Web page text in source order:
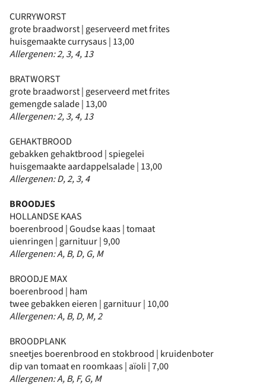
CURRYWORST
grote braadworst | geserveerd met frites
huisgemaakte currysaus | 13,00
Allergenen: 2, 3, 4, 13
BRATWORST
grote braadworst | geserveerd met frites
gemengde salade | 13,00
Allergenen: 2, 3, 4, 13
GEHAKTBROOD
gebakken gehaktbrood | spiegelei
huisgemaakte aardappelsalade | 13,00
Allergenen: D, 2, 3, 4
BROODJES
HOLLANDSE KAAS
boerenbrood | Goudse kaas | tomaat
uienringen | garnituur | 9,00
Allergenen: A, B, D, G, M
BROODJE MAX
boerenbrood | ham
twee gebakken eieren | garnituur | 10,00
Allergenen: A, B, D, M, 2
BROODPLANK
sneetjes boerenbrood en stokbrood | kruidenboter
dip van tomaat en roomkaas | aïoli | 7,00
Allergenen: A, B, F, G, M